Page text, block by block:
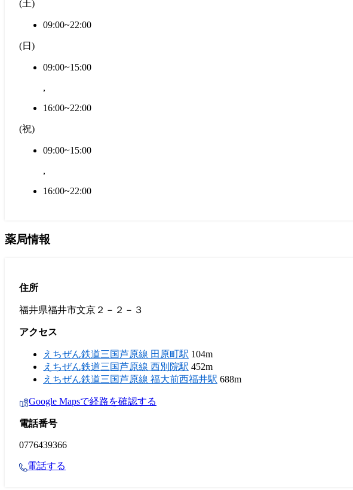
(土)
09:00~22:00
(日 )
09:00~15:00
,
16:00~22:00
(祝)
09:00~15:00
,
16:00~22:00
薬局情報
住所
福井県福井市文京２－２－３
アクセス
えちぜん鉄道三国芦原線 田原町駅 104m
えちぜん鉄道三国芦原線 西別院駅 452m
えちぜん鉄道三国芦原線 福大前西福井駅 688m
Google Mapsで経路を確認する
電話番号
0776439366
電話する